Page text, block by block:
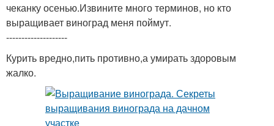
чеканку осенью.Извините много терминов, но кто
выращивает виноград меня поймут.
--------------------
Курить вредно,пить противно,а умирать здоровым
жалко.